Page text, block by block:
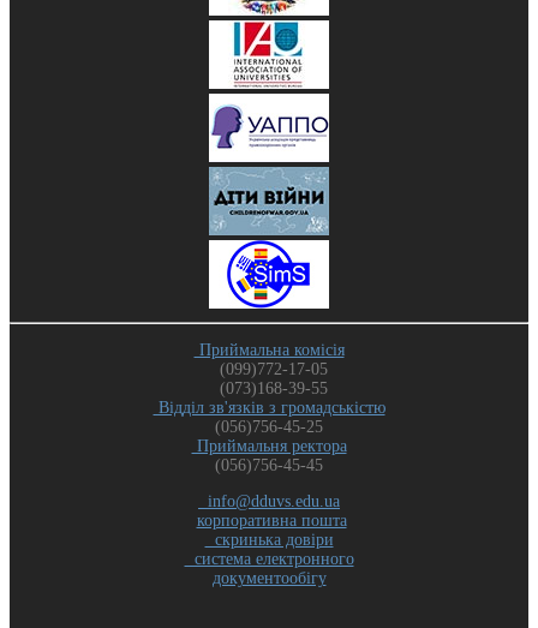
Приймальна комісія
(099)772-17-05
(073)168-39-55
Відділ зв'язків з громадськістю
(056)756-45-25
Приймальня ректора
(056)756-45-45
info@dduvs.edu.ua
корпоративна пошта
скринька довіри
система електронного
документообігу